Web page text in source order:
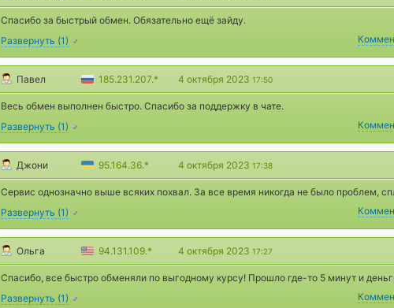
Спасибо за быстрый обмен. Обязательно ещё зайду.
Развернуть (1)
Павел 185.231.207.* 4 октября 2023 17:50
Весь обмен выполнен быстро. Спасибо за поддержку в чате.
Развернуть (1)
Джони 95.164.36.* 4 октября 2023 17:38
Сервис однозначно выше всяких похвал. За все время никогда не было проблем,
Развернуть (1)
Ольга 94.131.109.* 4 октября 2023 17:27
Спасибо, все быстро обменяли по выгодному курсу! Прошло где-то 5 минут и
Развернуть (1)